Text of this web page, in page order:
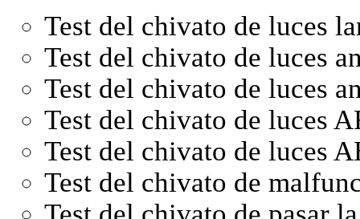
Test del chivato de luces
Test del chivato de luces
Test del chivato de luces
Test del chivato de luces
Test del chivato de luces
Test del chivato de